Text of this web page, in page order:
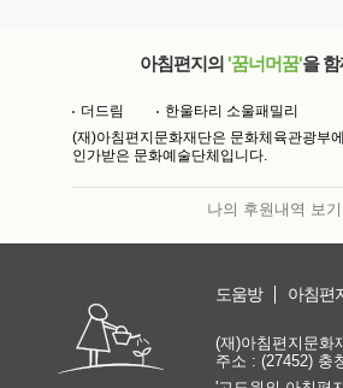
아침편지의 '꿈너머꿈'을
더드림
한울타리 소울패밀리
(재)아침편지문화재단은 문화체육관광부
인가받은 문화예술단체입니다.
나의 후원내역 보기
도움방 아침편
(재)아침편지문화
주소 : (27452) 충